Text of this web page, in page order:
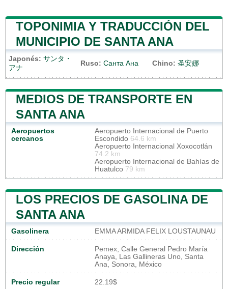
TOPONIMIA Y TRADUCCIÓN DEL
MUNICIPIO DE SANTA ANA
Japonés: サンタ・
アナ
Ruso: Санта Ана Chino: 圣安娜
MEDIOS DE TRANSPORTE EN
SANTA ANA
Aeropuertos
cercanos
Aeropuerto Internacional de Puerto
Escondido 64.6 km
Aeropuerto Internacional Xoxocotlán
74.2 km
Aeropuerto Internacional de Bahías de
Huatulco 79 km
LOS PRECIOS DE GASOLINA DE
SANTA ANA
Gasolinera EMMA ARMIDA FELIX LOUSTAUNAU
Dirección
Pemex, Calle General Pedro María
Anaya, Las Gallineras Uno, Santa
Ana, Sonora, México
Precio regular 22.19$